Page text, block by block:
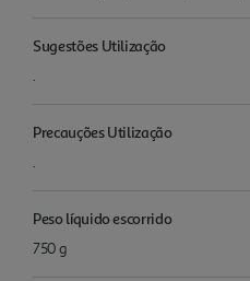
Sugestões Utilização
.
Precauções Utilização
.
Peso líquido escorrido
750 g